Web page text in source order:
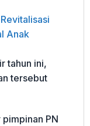
Anak
tahun ini,
tersebut
PN